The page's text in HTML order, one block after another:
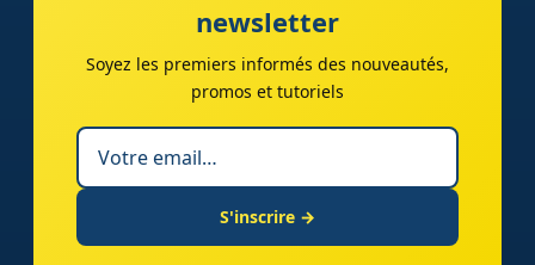
newsletter
Soyez les premiers informés des nouveautés,
promos et tutoriels
S'inscrire →